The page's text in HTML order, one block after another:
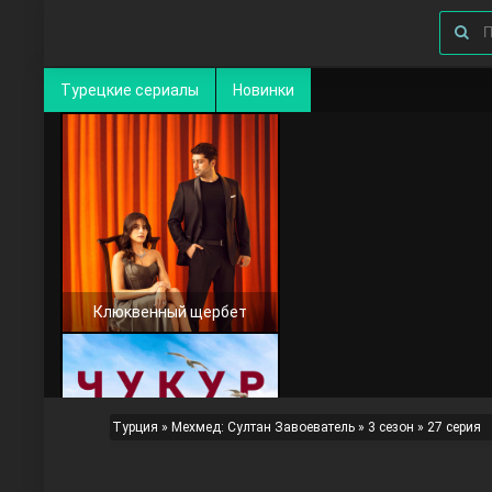
Турецкие сериалы Новинки
Клюквенный щербет
Турция » Мехмед: Султан Завоеватель » 3 сезон » 27 серия